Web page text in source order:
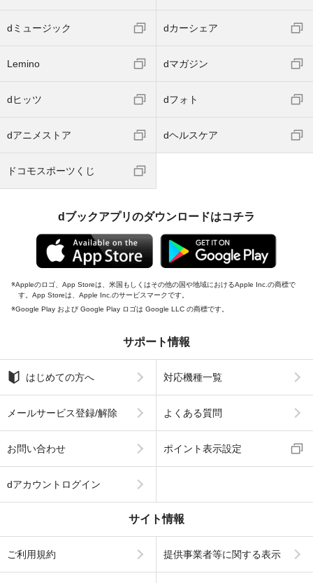
dミュージック dカーシェア
Lemino dマガジン
dヒッツ dフォト
dアニメストア dヘルスケア
ドコモスポーツくじ
dブックアプリのダウンロードはコチラ
Appleのロゴ、App Storeは、米国もしくはその他の国や地域におけるApple Inc.の商標で
す。App Storeは、Apple Inc.のサービスマークです。
Google Play および Google Play ロゴは Google LLC の商標です。
サポート情報
はじめての方へ 対応機種一覧
メールサービス登録/解除 よくある質問
お問い合わせ ポイント表示設定
dアカウントログイン
サイト情報
ご利用規約 提供事業者等に関する表示